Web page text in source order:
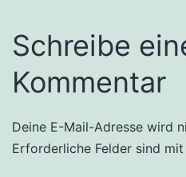
Schreibe
Kommentar
Deine E-Mail-Adresse wird
Erforderliche Felder sind mit